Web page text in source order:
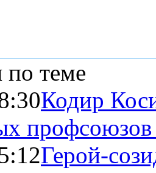
теме
Кодир
Герой-